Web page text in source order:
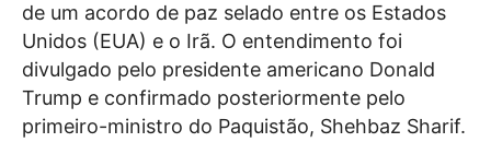
de um acordo de paz selado entre os Estados
Unidos (EUA) e o Irã. O entendimento foi
divulgado pelo presidente americano Donald
Trump e confirmado posteriormente pelo
primeiro-ministro do Paquistão, Shehbaz Sharif.